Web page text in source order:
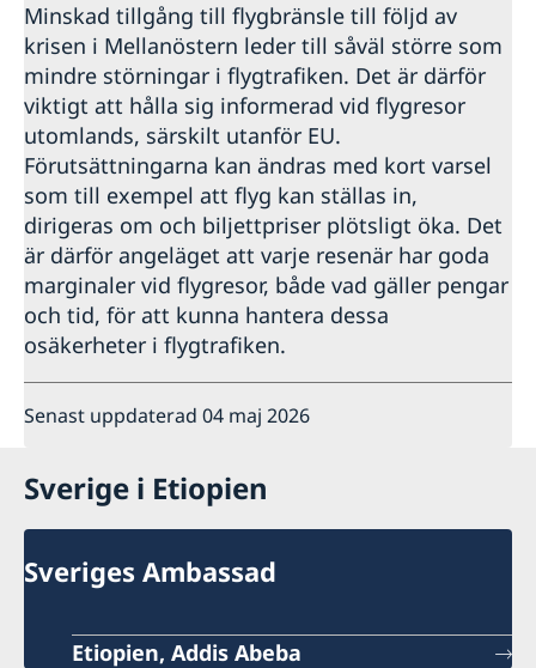
Minskad tillgång till flygbränsle till följd av
krisen i Mellanöstern leder till såväl större som
mindre störningar i flygtrafiken. Det är därför
viktigt att hålla sig informerad vid flygresor
utomlands, särskilt utanför EU.
Förutsättningarna kan ändras med kort varsel
som till exempel att flyg kan ställas in,
dirigeras om och biljettpriser plötsligt öka. Det
är därför angeläget att varje resenär har goda
marginaler vid flygresor, både vad gäller pengar
och tid, för att kunna hantera dessa
osäkerheter i flygtrafiken.
Senast uppdaterad 04 maj 2026
Sverige i Etiopien
Sveriges Ambassad
Etiopien, Addis Abeba